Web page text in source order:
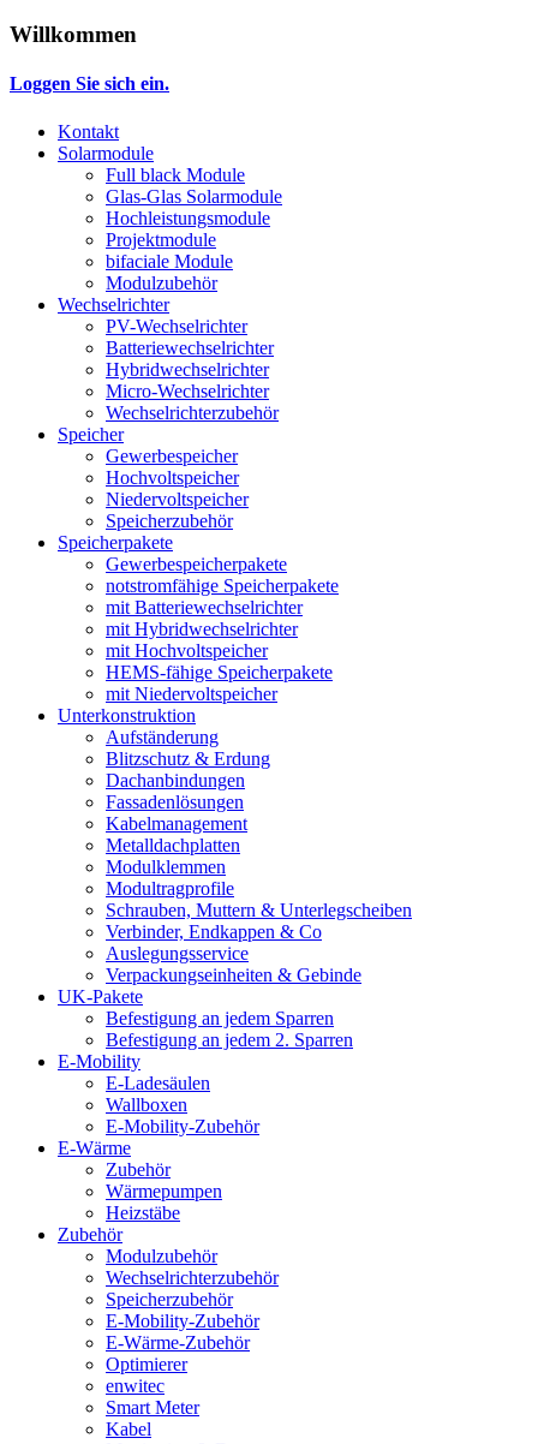
Willkommen
Loggen Sie sich ein.
Kontakt
Solarmodule
Full black Module
Glas-Glas Solarmodule
Hochleistungsmodule
Projektmodule
bifaciale Module
Modulzubehör
Wechselrichter
PV-Wechselrichter
Batteriewechselrichter
Hybridwechselrichter
Micro-Wechselrichter
Wechselrichterzubehör
Speicher
Gewerbespeicher
Hochvoltspeicher
Niedervoltspeicher
Speicherzubehör
Speicherpakete
Gewerbespeicherpakete
notstromfähige Speicherpakete
mit Batteriewechselrichter
mit Hybridwechselrichter
mit Hochvoltspeicher
HEMS-fähige Speicherpakete
mit Niedervoltspeicher
Unterkonstruktion
Aufständerung
Blitzschutz & Erdung
Dachanbindungen
Fassadenlösungen
Kabelmanagement
Metalldachplatten
Modulklemmen
Modultragprofile
Schrauben, Muttern & Unterlegscheiben
Verbinder, Endkappen & Co
Auslegungsservice
Verpackungseinheiten & Gebinde
UK-Pakete
Befestigung an jedem Sparren
Befestigung an jedem 2. Sparren
E-Mobility
E-Ladesäulen
Wallboxen
E-Mobility-Zubehör
E-Wärme
Zubehör
Wärmepumpen
Heizstäbe
Zubehör
Modulzubehör
Wechselrichterzubehör
Speicherzubehör
E-Mobility-Zubehör
E-Wärme-Zubehör
Optimierer
enwitec
Smart Meter
Kabel